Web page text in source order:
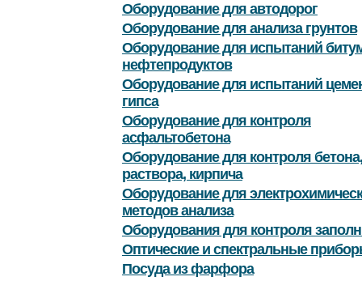
Оборудование для автодорог
Оборудование для анализа грунтов
Оборудование для испытаний
нефтепродуктов
Оборудование для испытаний
гипса
Оборудование для контроля
асфальтобетона
Оборудование для контроля бетона,
раствора, кирпича
Оборудование для
методов анализа
Оборудования для контроля
Оптические и спектральные
Посуда из фарфора